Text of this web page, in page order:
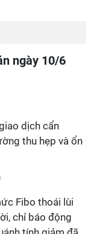
ngày 10/6
dịch cẩn
thu hẹp và ổn
Fibo thoái lùi
chỉ báo động